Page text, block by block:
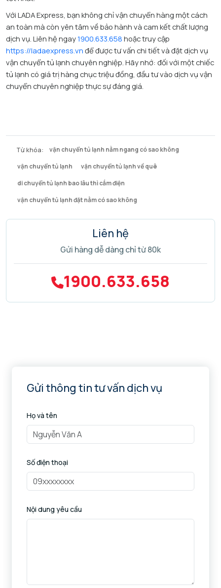
Với LADA Express, bạn không chỉ vận chuyển hàng một cách
an toàn mà còn yên tâm về bảo hành và cam kết chất lượng
dịch vụ. Liên hệ ngay1900.633.658 hoặc truy cập
https://ladaexpress.vn để được tư vấn chi tiết và đặt dịch vụ
vận chuyển tủ lạnh chuyên nghiệp. Hãy nhớ: đối với một chiếc
tủ lạnh có giá trị hàng chục triệu đồng, đầu tư vào dịch vụ vận
chuyển chuyên nghiệp thực sự đáng giá.
Từ khóa:
vận chuyển tủ lạnh nằm ngang có sao không
vận chuyển tủ lạnh
vận chuyển tủ lạnh về quê
di chuyển tủ lạnh bao lâu thì cắm điện
vận chuyển tủ lạnh đặt nằm có sao không
Liên hệ
Gửi hàng dễ dàng chỉ từ 80k
1900.633.658
Gửi thông tin tư vấn dịch vụ
Họ và tên
Số điện thoại
Nội dung yêu cầu